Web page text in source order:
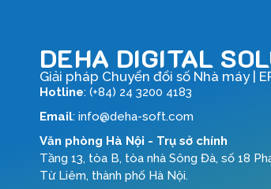
DEHA DIGITAL
Giải pháp Chuyển đổi số Nhà máy |
Hotline: (+84) 24 3200 4183
Email: info@deha-soft.com
Văn phòng Hà Nội - Trụ sở chính
Tầng 13, tòa B, tòa nhà Sông Đà, số 18
Từ Liêm, thành phố Hà Nội.